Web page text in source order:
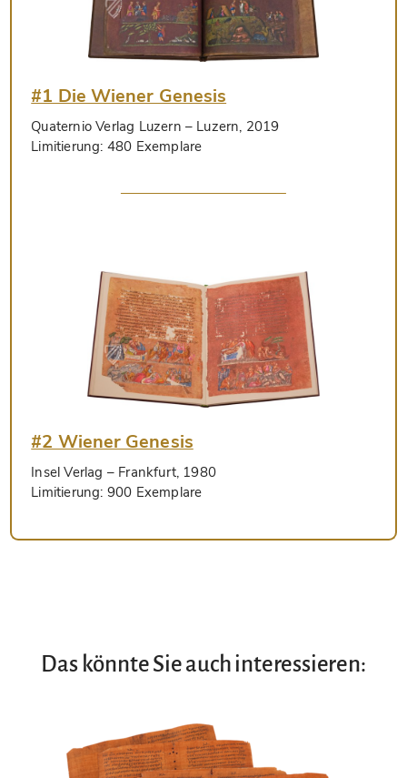
#1 Die Wiener Genesis
Quaternio Verlag Luzern – Luzern, 2019
Limitierung: 480 Exemplare
#2 Wiener Genesis
Insel Verlag – Frankfurt, 1980
Limitierung: 900 Exemplare
Das könnte Sie auch interessieren: